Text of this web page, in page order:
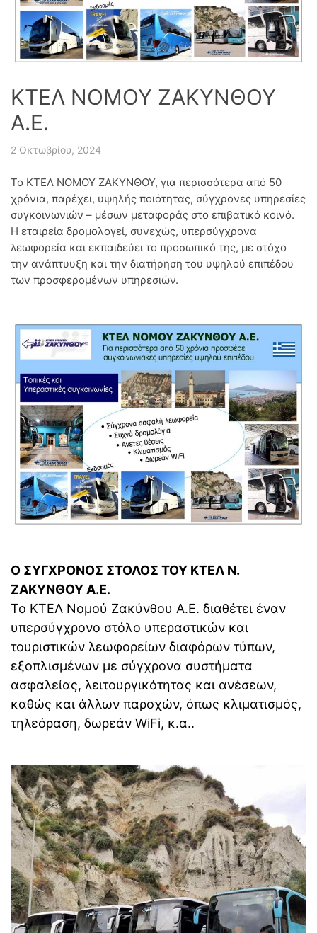
ΚΤΕΛ ΝΟΜΟΥ ΖΑΚΥΝΘΟΥ
Α.Ε.
2 Οκτωβρίου, 2024
Το ΚΤΕΛ ΝΟΜΟΥ ΖΑΚΥΝΘΟΥ, για περισσότερα από 50
χρόνια, παρέχει, υψηλής ποιότητας, σύγχρονες υπηρεσίες
συγκοινωνιών – μέσων μεταφοράς στο επιβατικό κοινό.
Η εταιρεία δρομολογεί, συνεχώς, υπερσύγχρονα
λεωφορεία και εκπαιδεύει το προσωπικό της, με στόχο
την ανάπτυυξη και την διατήρηση του υψηλού επιπέδου
των προσφερομένων υπηρεσιών.
Ο ΣΥΓΧΡΟΝΟΣ ΣΤΟΛΟΣ ΤΟΥ ΚΤΕΛ Ν.
ΖΑΚΥΝΘΟΥ Α.Ε.
Το ΚΤΕΛ Νομού Ζακύνθου Α.Ε. διαθέτει έναν
υπερσύγχρονο στόλο υπεραστικών και
τουριστικών λεωφορείων διαφόρων τύπων,
εξοπλισμένων με σύγχρονα συστήματα
ασφαλείας, λειτουργικότητας και ανέσεων,
καθώς και άλλων παροχών, όπως κλιματισμός,
τηλεόραση, δωρεάν WiFi, κ.α..